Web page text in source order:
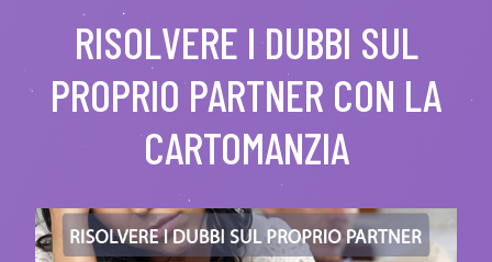
RISOLVERE I DUBBI SUL
PROPRIO PARTNER CON LA
CARTOMANZIA